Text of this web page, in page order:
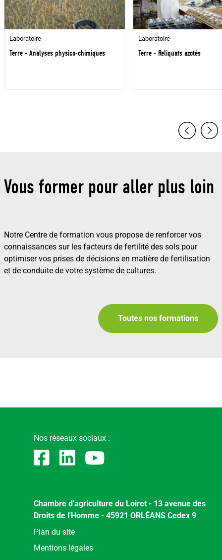
Laboratoire
Terre - Analyses physico-chimiques
Laboratoire
Terre - Reliquats azotés
Vous former pour aller plus loin
Notre Centre de formation vous propose de renforcer vos
connaissances sur les facteurs de fertilité des sols pour
optimiser vos prises de décisions en matière de fertilisation
et de conduite de votre système de cultures.
Toutes nos formations
Nos réseaux sociaux :
Chambre d'agriculture du Loiret - 13 avenue des
Droits de l'Homme - 45921 ORLÉANS Cedex 9
Menu
Pied
de
Plan du site
Mentions légales